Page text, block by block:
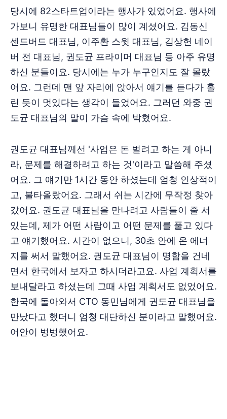
당시에 82스타트업이라는 행사가 있었어요. 행사에
가보니 유명한 대표님들이 많이 계셨어요. 김동신
센드버드 대표님, 이주환 스윗 대표님, 김상헌 네이
버 전 대표님, 권도균 프라이머 대표님 등 아주 유명
하신 분들이요. 당시에는 누가 누구인지도 잘 몰랐
어요. 그런데 맨 앞 자리에 앉아서 얘기를 듣다가 홀
린 듯이 멋있다는 생각이 들었어요. 그러던 와중 권
도균 대표님의 말이 가슴 속에 박혔어요.
권도균 대표님께선 '사업은 돈 벌려고 하는 게 아니
라, 문제를 해결하려고 하는 것'이라고 말씀해 주셨
어요. 그 얘기만 1시간 동안 하셨는데 엄청 인상적이
고, 불타올랐어요. 그래서 쉬는 시간에 무작정 찾아
갔어요. 권도균 대표님을 만나려고 사람들이 줄 서
있는데, 제가 어떤 사람이고 어떤 문제를 풀고 있다
고 얘기했어요. 시간이 없으니, 30초 안에 온 에너
지를 써서 말했어요. 권도균 대표님이 명함을 건네
면서 한국에서 보자고 하시더라고요. 사업 계획서를
보내달라고 하셨는데 그때 사업 계획서도 없었어요.
한국에 돌아와서 CTO 동민님에게 권도균 대표님을
만났다고 했더니 엄청 대단하신 분이라고 말했어요.
어안이 벙벙했어요.